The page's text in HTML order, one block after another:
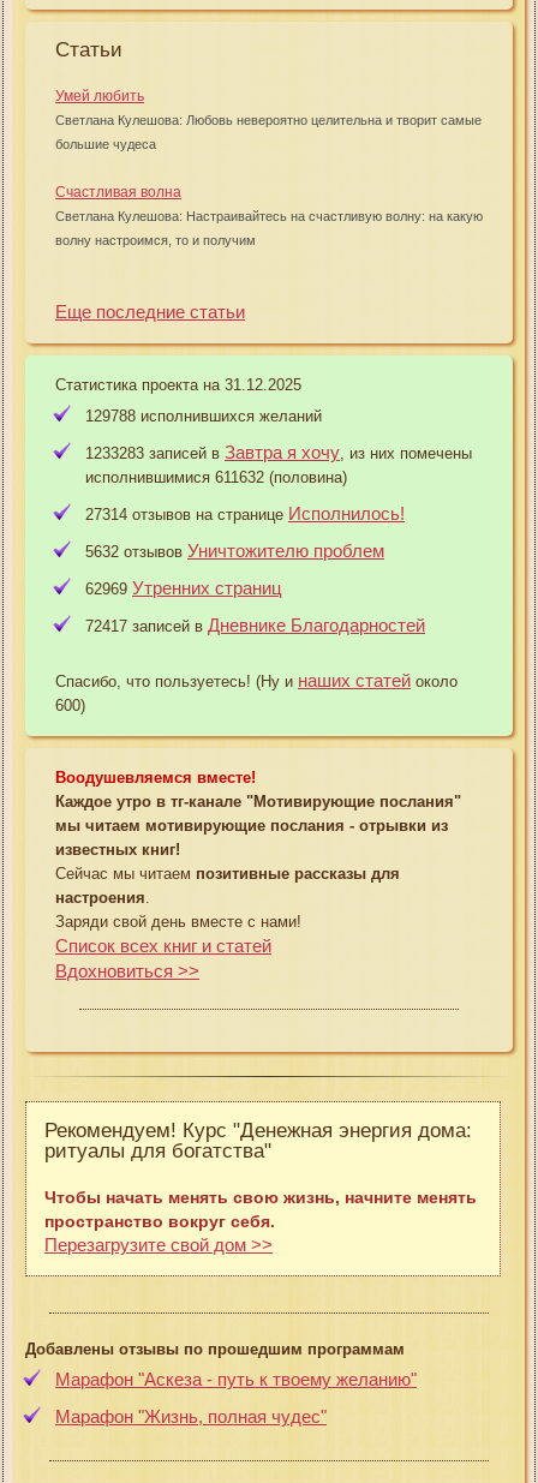
Статьи
Умей любить
Светлана Кулешова: Любовь невероятно целительна и творит самые
большие чудеса
Счастливая волна
Светлана Кулешова: Настраивайтесь на счастливую волну: на какую
волну настроимся, то и получим
Еще последние статьи
Статистика проекта на 31.12.2025
129788 исполнившихся желаний
1233283 записей в Завтра я хочу , из них помечены
исполнившимися 611632 (половина)
27314 отзывов на странице Исполнилось!
5632 отзывов Уничтожителю проблем
62969 Утренних страниц
72417 записей в Дневнике Благодарностей
Спасибо, что пользуетесь! (Ну и наших статей около
600)
Воодушевляемся вместе!
Каждое утро в тг-канале "Мотивирующие послания"
мы читаем мотивирующие послания - отрывки из
известных книг!
Сейчас мы читаем позитивные рассказы для
настроения
Заряди свой день вместе с нами!
Список всех книг и статей
Вдохновиться >>
Рекомендуем! Курс "Денежная энергия дома:
ритуалы для богатства"
Чтобы начать менять свою жизнь, начните менять
пространство вокруг себя.
Перезагрузите свой дом >>
Добавлены отзывы по прошедшим программам
Марафон "Аскеза - путь к твоему желанию"
Марафон "Жизнь, полная чудес"